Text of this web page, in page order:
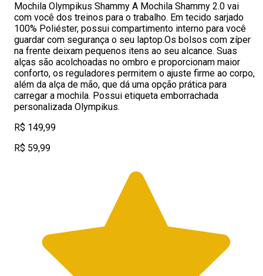
Mochila Olympikus Shammy A Mochila Shammy 2.0 vai
com você dos treinos para o trabalho. Em tecido sarjado
100% Poliéster, possui compartimento interno para você
guardar com segurança o seu laptop.Os bolsos com zíper
na frente deixam pequenos itens ao seu alcance. Suas
alças são acolchoadas no ombro e proporcionam maior
conforto, os reguladores permitem o ajuste firme ao corpo,
além da alça de mão, que dá uma opção prática para
carregar a mochila. Possui etiqueta emborrachada
personalizada Olympikus.
R$ 149,99
R$ 59,99